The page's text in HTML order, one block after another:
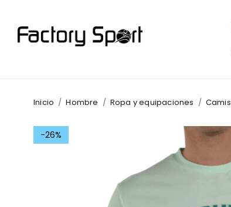
Inicio / Hombre / Ropa y equipaciones /
-26%